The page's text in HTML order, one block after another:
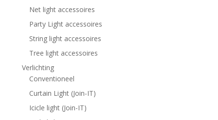
Net light accessoires
Party Light accessoires
String light accessoires
Tree light accessoires
Verlichting
Conventioneel
Curtain Light (Join-IT)
Icicle light (Join-IT)